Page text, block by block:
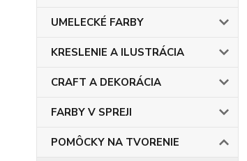
UMELECKÉ FARBY
KRESLENIE A ILUSTRÁCIA
CRAFT A DEKORÁCIA
FARBY V SPREJI
POMÔCKY NA TVORENIE